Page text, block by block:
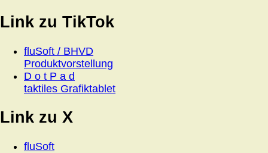
Link zu TikTok
fluSoft / BHVD
Produktvorstellung
D o t P a d
taktiles Grafiktablet
Link zu X
fluSoft